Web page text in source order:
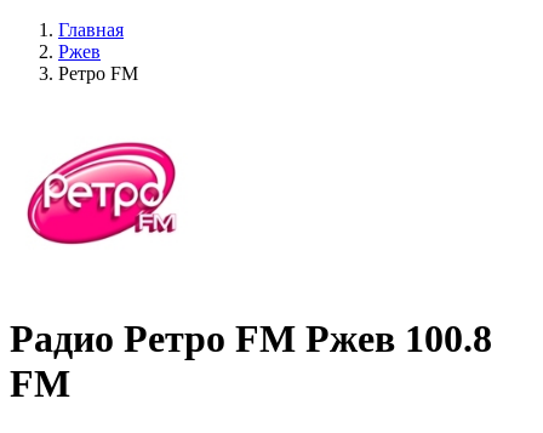
Главная
Ржев
Ретро FM
Радио Ретро FM Ржев 100.8
FM